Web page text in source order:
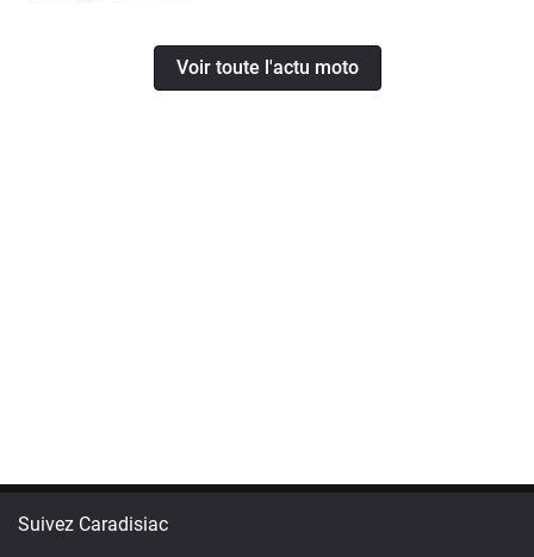
Voir toute l'actu moto
Suivez Caradisiac